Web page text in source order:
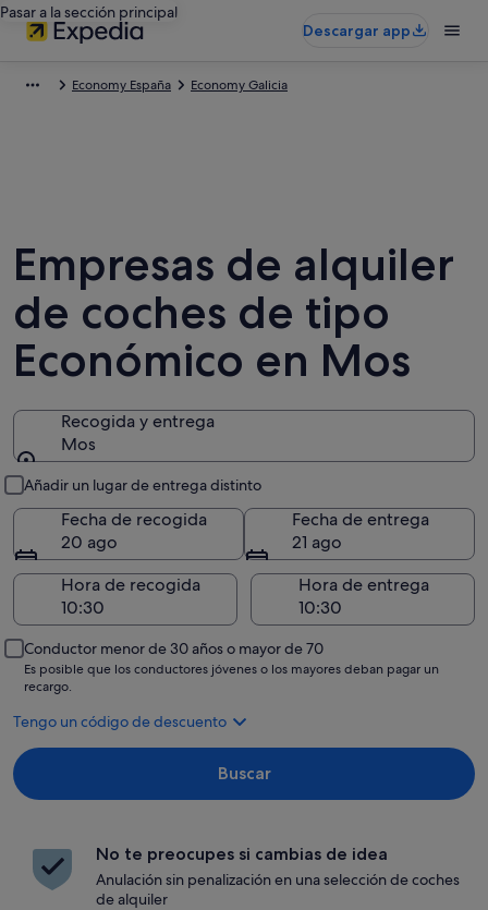
Pasar a la sección principal
Descargar app
Economy España Economy Galicia
Empresas de alquiler
de coches de tipo
Económico en Mos
Recogida y entrega
Mos
Añadir un lugar de entrega distinto
Fecha de recogida
20 ago
Fecha de entrega
21 ago
Hora de recogida
Hora de entrega
Conductor menor de 30 años o mayor de 70
Es posible que los conductores jóvenes o los mayores deban pagar un
recargo.
Tengo un código de descuento
Buscar
No te preocupes si cambias de idea
Anulación sin penalización en una selección de coches
de alquiler